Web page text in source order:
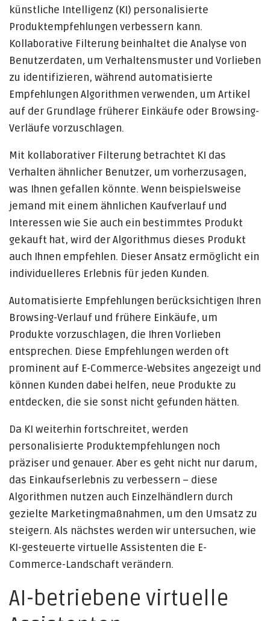
künstliche Intelligenz (KI) personalisierte
Produktempfehlungen verbessern kann.
Kollaborative Filterung beinhaltet die Analyse von
Benutzerdaten, um Verhaltensmuster und Vorlieben
zu identifizieren, während automatisierte
Empfehlungen Algorithmen verwenden, um Artikel
auf der Grundlage früherer Einkäufe oder Browsing-
Verläufe vorzuschlagen.
Mit kollaborativer Filterung betrachtet KI das
Verhalten ähnlicher Benutzer, um vorherzusagen,
was Ihnen gefallen könnte. Wenn beispielsweise
jemand mit einem ähnlichen Kaufverlauf und
Interessen wie Sie auch ein bestimmtes Produkt
gekauft hat, wird der Algorithmus dieses Produkt
auch Ihnen empfehlen. Dieser Ansatz ermöglicht ein
individuelleres Erlebnis für jeden Kunden.
Automatisierte Empfehlungen berücksichtigen Ihren
Browsing-Verlauf und frühere Einkäufe, um
Produkte vorzuschlagen, die Ihren Vorlieben
entsprechen. Diese Empfehlungen werden oft
prominent auf E-Commerce-Websites angezeigt und
können Kunden dabei helfen, neue Produkte zu
entdecken, die sie sonst nicht gefunden hätten.
Da KI weiterhin fortschreitet, werden
personalisierte Produktempfehlungen noch
präziser und genauer. Aber es geht nicht nur darum,
das Einkaufserlebnis zu verbessern – diese
Algorithmen nutzen auch Einzelhändlern durch
gezielte Marketingmaßnahmen, um den Umsatz zu
steigern. Als nächstes werden wir untersuchen, wie
KI-gesteuerte virtuelle Assistenten die E-
Commerce-Landschaft verändern.
AI-betriebene virtuelle